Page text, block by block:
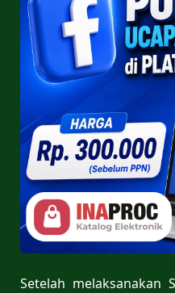
Setelah melaksanakan